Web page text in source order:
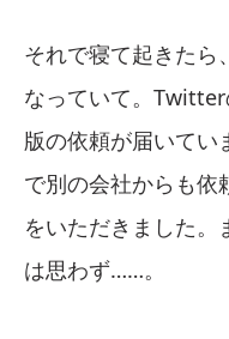
それで寝て起きた
なっていて。Twitter
版の依頼が届いてい
で別の会社からも依
をいただきました。
は思わず……。